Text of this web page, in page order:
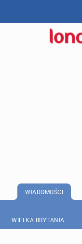
WIADOMOŚCI
WIELKA BRYTANIA